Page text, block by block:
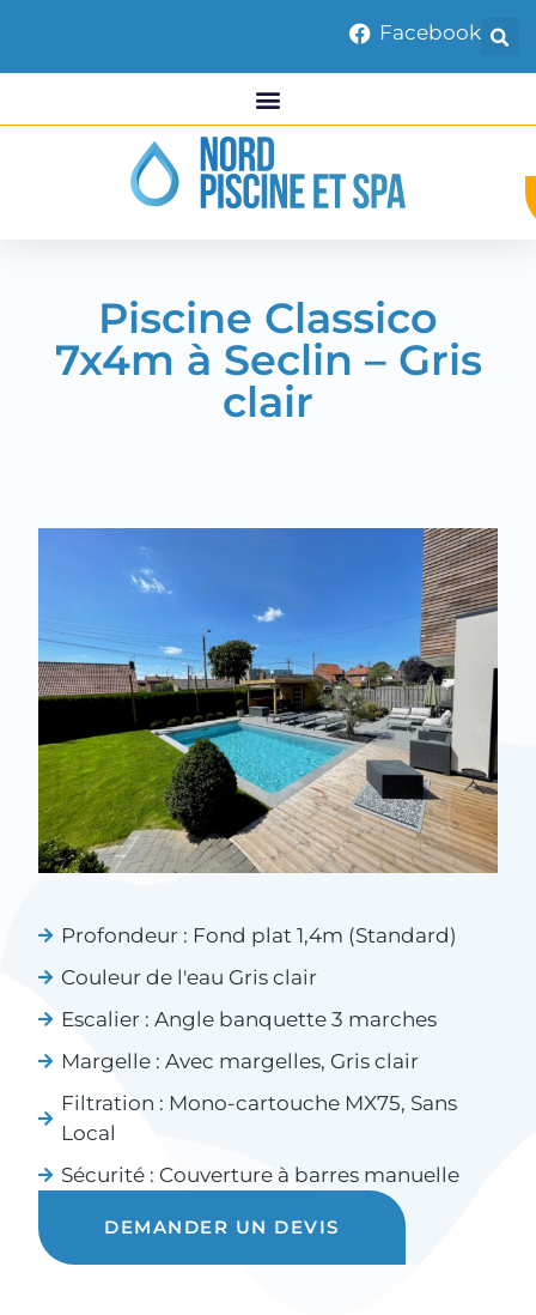
Facebook
Piscine Classico
7x4m à Seclin – Gris
clair
Profondeur : Fond plat 1,4m (Standard)
Couleur de l'eau Gris clair
Escalier :Angle banquette 3 marches
Margelle :Avec margelles, Gris clair
Filtration : Mono-cartouche MX75, Sans
Local
Sécurité : Couverture à barres manuelle
DEMANDER UN DEVIS